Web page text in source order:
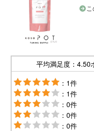
平均満足度：4.50
：1件
：1件
：0件
：0件
：0件